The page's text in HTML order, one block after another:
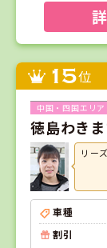
15位
徳島わき
リー
車種
割引